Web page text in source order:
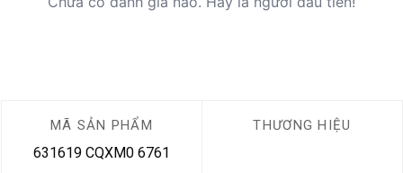
MÃ SẢN PHẨM
631619 CQXM0 6761
THƯƠNG HIỆU